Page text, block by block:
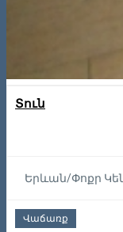
Տուն
Երևան/Փոքր
Վաճառք